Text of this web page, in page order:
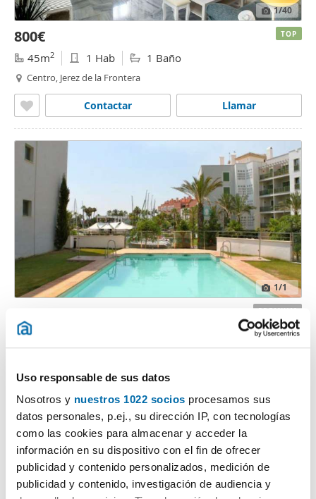
Uso responsable de sus datos
Nosotros y nuestros 1022 socios procesamos sus
datos personales, p.ej., su dirección IP, con tecnologías
como las cookies para almacenar y acceder la
información en su dispositivo con el fin de ofrecer
publicidad y contenido personalizados, medición de
publicidad y contenido, investigación de audiencia y
1/40
800€
45m2 1 Hab 1 Baño
Centro, Jerez de la Frontera
Llamar
Contactar
TOP
1/1
100m
Contactar
PREMIUM